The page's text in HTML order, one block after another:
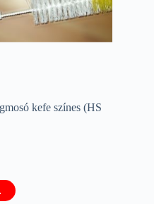
kefe színes (HS